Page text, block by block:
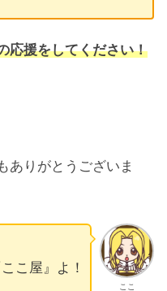
応援をしてください！
ありがとうございま
ここ
こ屋』よ！